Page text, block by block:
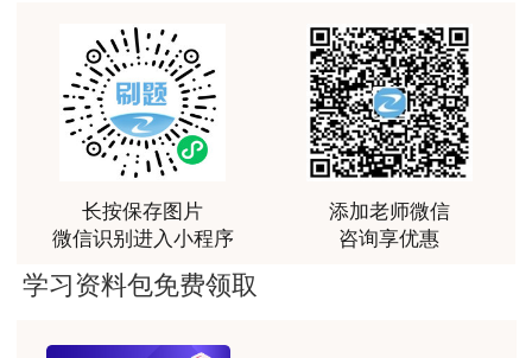
富生动。
用户m3****68
课程清晰易懂，便于记忆，老师重难点讲解也很清晰
用户we****66
跟着老师学习理解的特别快，比自己学习容易多了
用户m0****66
贾老师讲的很有水平，这次考过全靠他了
用户m0****68
长按保存图片
微信识别进入小程序
添加老师微信
咨询享优惠
学习资料包免费领取